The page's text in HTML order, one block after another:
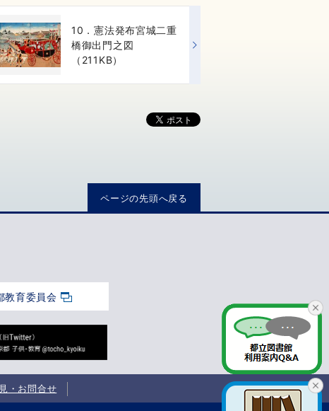
10．憲法発布宮城二重
橋御出門之図
（211KB）
ページの先頭へ戻る
教育委員会
・お問合せ